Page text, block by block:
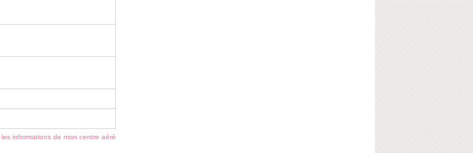
informations de mon centre aéré